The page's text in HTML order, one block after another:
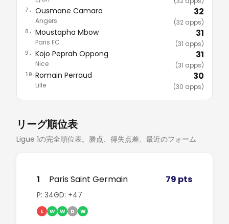
7. Ousmane Camara
Angers
32
(32 apps)
8. Moustapha Mbow
Paris FC
31
(31 apps)
9. Kojo Peprah Oppong
Nice
31
(31 apps)
10.Romain Perraud
Lille
30
(30 apps)
リーグ順位表
Ligue 1の完全順位表。勝点、得失点差、最近のフォーム
1 Paris Saint Germain 79 pts
P: 34GD: +47
L W W D W